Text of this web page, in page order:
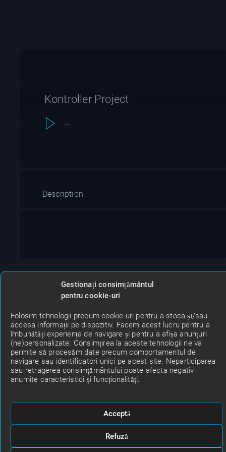
Gestionați consimțământul
pentru cookie-uri
Folosim tehnologii precum cookie-uri pentru a stoca și/sau
accesa informații pe dispozitiv. Facem acest lucru pentru a
îmbunătăți experiența de navigare și pentru a afișa anunțuri
(ne)personalizate. Consimțirea la aceste tehnologii ne va
permite să procesăm date precum comportamentul de
navigare sau identificatori unici pe acest site. Neparticiparea
sau retragerea consimțământului poate afecta negativ
anumite caracteristici și funcționalități.
Acceptă
Refuză
Kontroller Project
---
Description